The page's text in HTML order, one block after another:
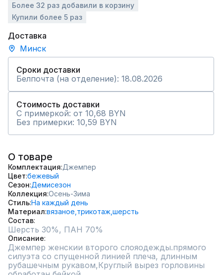
Более 32 раз добавили в корзину
Купили более 5 раз
Доставка
Минск
Сроки доставки
Белпочта (на отделение): 18.08.2026
Стоимость доставки
С примеркой: от 10,68 BYN
Без примерки: 10,59 BYN
О товаре
Комплектация Джемпер
Цвет бежевый
Сезон Демисезон
Коллекция Осень-Зима
СтильНа каждый день
Материал вязаное, трикотаж, шерсть
Состав
Описание
Джемпер женскии второго слояодежды.прямого
силуэта со спущенной линией плеча, длинным
рубашечным рукавом,Круглый вырез горловины